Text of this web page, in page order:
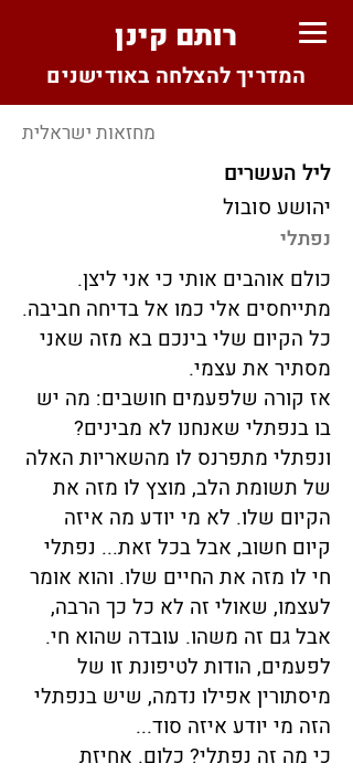
רותם קינן
המדריך להצלחה באודישנים
מחזאות ישראלית
יהושע סובול
ליל העשרים
נפתלי
כולם אוהבים אותי כי אני ליצן.
מתייחסים אלי כמו אל בדיחה חביבה.
כל הקיום שלי בינכם בא מזה שאני
מסתיר את עצמי.
אז קורה שלפעמים חושבים: מה יש
בו בנפתלי שאנחנו לא מבינים?
ונפתלי מתפרנס לו מהשאריות האלה
של תשומת הלב, מוצץ לו מזה את
הקיום שלו. לא מי יודע מה איזה
קיום חשוב, אבל בכל זאת... נפתלי
חי לו מזה את החיים שלו. והוא אומר
לעצמו, שאולי זה לא כל כך הרבה,
אבל גם זה משהו. עובדה שהוא חי.
לפעמים, הודות לטיפונת זו של
מיסתורין אפילו נדמה, שיש בנפתלי
הזה מי יודע איזה סוד...
כי מה זה נפתלי? כלום. אחיזת